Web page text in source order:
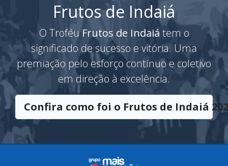
Frutos de Indaiá
O TroféuFrutos de Indaiá tem o
significado de sucesso e vitória. Uma
premiação pelo esforço contínuo e coletivo
em direção à excelência.
Confira como foi o Frutos de Indaiá